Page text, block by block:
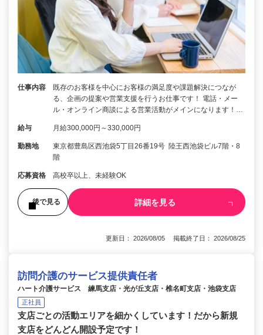
仕事内容
既存のお客様を中心にお客様の満足度や課題解決につなが
る、企画の提案や営業支援を行うお仕事です！ 電話・メー
ル・オンライン商談による営業活動がメインになります！…
給与 月給300,000円～330,000円
勤務地
東京都豊島区西池袋5丁目26番19号 陸王西池袋ビル7階・8
階
応募資格 高校卒以上、未経験OK
後で見る 詳細を見る
更新日： 2026/08/05 掲載終了日： 2026/08/25
訪問介護のサービス提供責任者
ハート介護サービス 練馬支店・光が丘支店・椎名町支店・池袋支店
正社員
支店ごとの活動エリアを細かくしています！だから新規
支店をどんどん開設予定です！